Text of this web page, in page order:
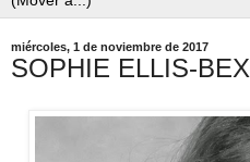
miércoles, 1 de noviembre de 2017
SOPHIE ELLIS-